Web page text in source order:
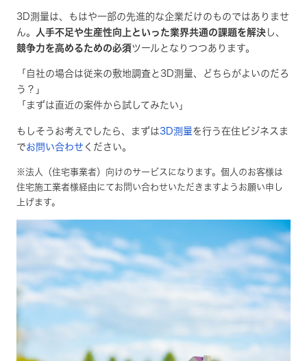
3D測量は、もはや一部の先進的な企業だけのものではありませ
ん。
人手不足や生産性向上といった業界共通の課題を解決 し、
競争力を高めるための必須ツールとなりつつあります。
「自社の場合は従来の敷地調査と3D測量、どちらがよいのだろ
う？」
「まずは直近の案件から試してみたい」
もしそうお考えでしたら、まずは3D測量を行う在住ビジネスま
でお問い合わせ ください。
※法人（住宅事業者）向けのサービスになります。個人のお客様は
住宅施工業者様経由にてお問い合わせいただきますようお願い申し
上げます。